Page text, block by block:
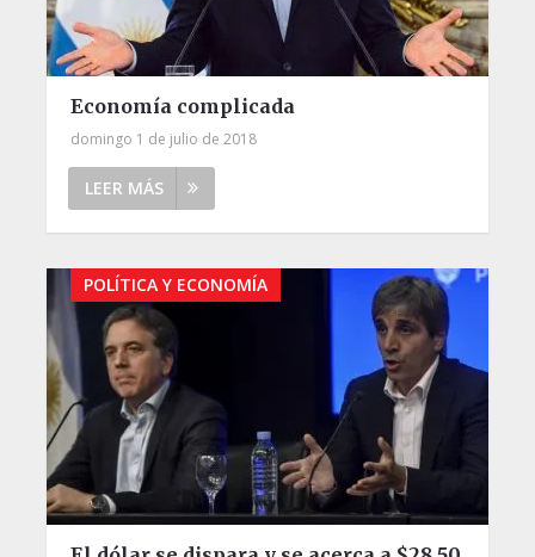
Economía complicada
domingo 1 de julio de 2018
LEER MÁS
POLÍTICA Y ECONOMÍA